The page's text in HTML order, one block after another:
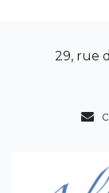
29, rue